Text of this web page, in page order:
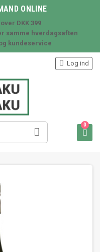
ONLINE
DKK 399
samme hverdagsaften
kundeservice

 Log ind

0